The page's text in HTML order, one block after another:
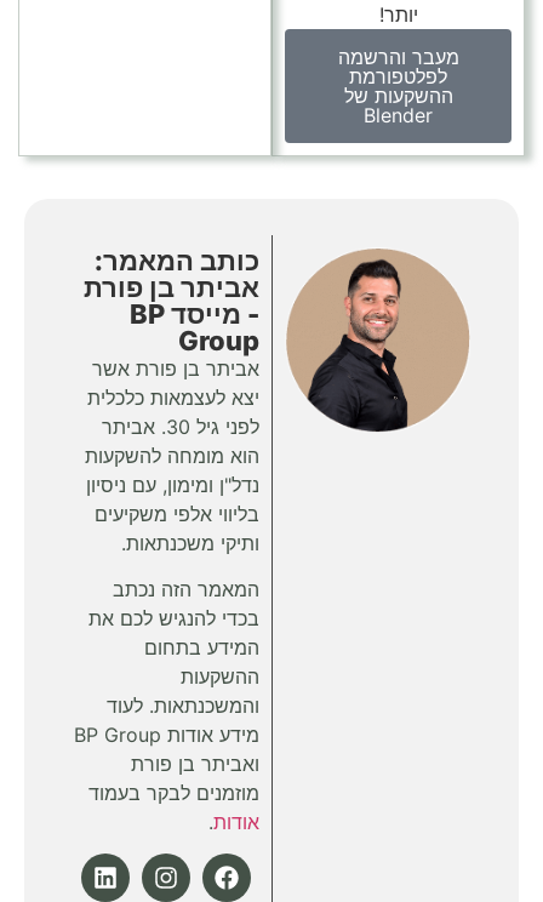
יותר!
מעבר והרשמה
לפלטפורמת
ההשקעות של
Blender
כותב המאמר:
אביתר בן פורת
- מייסד BP
Group
אביתר בן פורת אשר
יצא לעצמאות כלכלית
לפני גיל 30. אביתר
הוא מומחה להשקעות
נדל"ן ומימון, עם ניסיון
בליווי אלפי משקיעים
ותיקי משכנתאות.
המאמר הזה נכתב
בכדי להנגיש לכם את
המידע בתחום
ההשקעות
והמשכנתאות. לעוד
מידע אודות BP Group
ואביתר בן פורת
מוזמנים לבקר בעמוד
אודות.